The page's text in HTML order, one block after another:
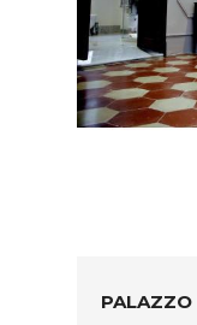
PALAZZO